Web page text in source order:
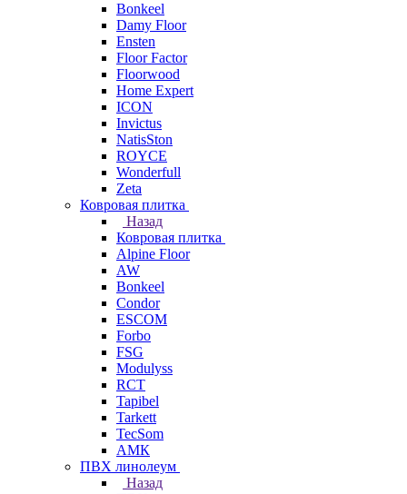
Bonkeel
Damy Floor
Ensten
Floor Factor
Floorwood
Home Expert
ICON
Invictus
NatisSton
ROYCE
Wonderfull
Zeta
Ковровая плитка
Назад
Ковровая плитка
Alpine Floor
AW
Bonkeel
Condor
ESCOM
Forbo
FSG
Modulyss
RCT
Tapibel
Tarkett
TecSom
АМК
ПВХ линолеум
Назад